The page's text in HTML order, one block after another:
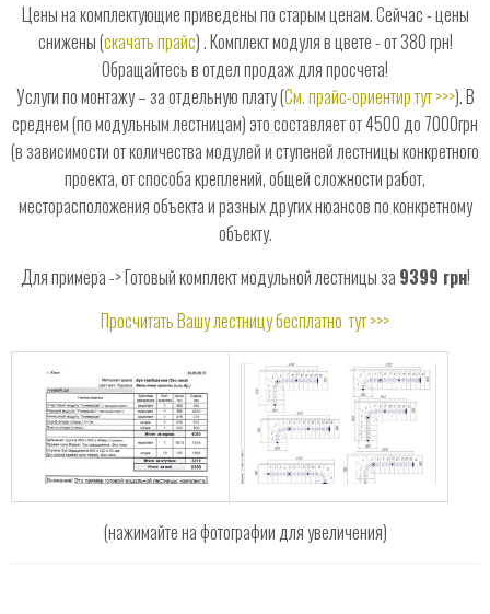
Цены на комплектующие приведены по старым ценам. Сейчас - цены
снижены (скачать прайс) . Комплект модуля в цвете - от 380 грн!
Обращайтесь в отдел продаж для просчета!
Услуги по монтажу – за отдельную плату (См. прайс-ориентир тут >>>). В
среднем (по модульным лестницам) это составляет от 4500 до 7000грн
(в зависимости от количества модулей и ступеней лестницы конкретного
проекта, от способа креплений, общей сложности работ,
месторасположения объекта и разных других нюансов по конкретному
объекту.
Для примера -> Готовый комплект модульной лестницы за 9399 грн!
Просчитать Вашу лестницу бесплатно тут >>>
(нажимайте на фотографии для увеличения)